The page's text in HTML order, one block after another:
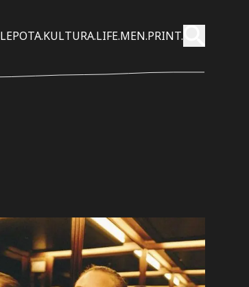
LEPOTA.KULTURA.LIFE.MEN.PRINT. Pretraži